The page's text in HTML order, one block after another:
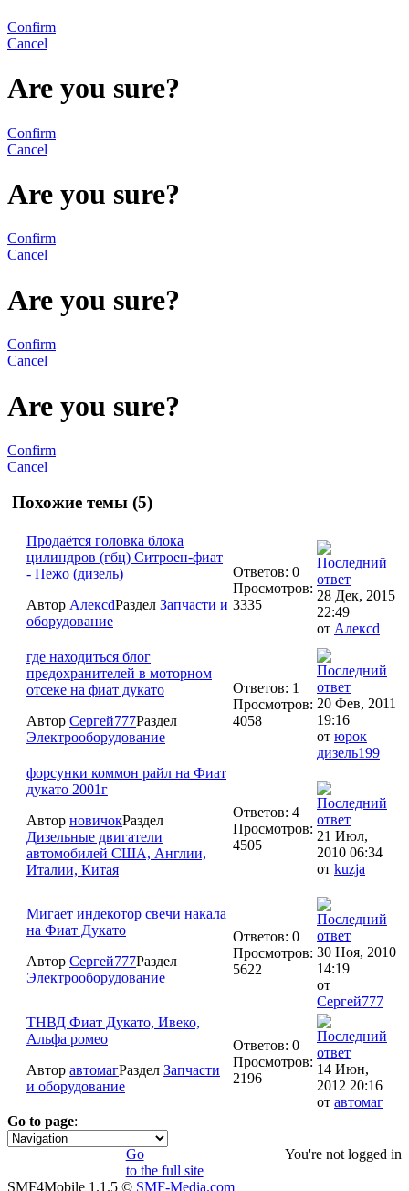
Confirm
Cancel
Are you sure?
Confirm
Cancel
Are you sure?
Confirm
Cancel
Are you sure?
Confirm
Cancel
Are you sure?
Confirm
Cancel
Похожие темы (5)
Продаётся головка блока
цилиндров (гбц) Ситроен-фиат
- Пежо (дизель)
Автор АлексdРаздел Запчасти и
оборудование
Ответов: 0
Просмотров:
3335
28 Дек, 2015
22:49
от Алексd
где находиться блог
предохранителей в моторном
отсеке на фиат дукато
Автор Сергей777Раздел
Электрооборудование
Ответов: 1
Просмотров:
4058
20 Фев, 2011
19:16
от юрок
дизель199
форсунки коммон райл на Фиат
дукато 2001г
Автор новичокРаздел
Дизельные двигатели
автомобилей США, Англии,
Италии, Китая
Ответов: 4
Просмотров:
4505
21 Июл,
2010 06:34
от kuzja
Мигает индекотор свечи накала
на Фиат Дукато
Автор Сергей777Раздел
Электрооборудование
Ответов: 0
Просмотров:
5622
30 Ноя, 2010
14:19
от
Сергей777
ТНВД Фиат Дукато, Ивеко,
Альфа ромео
Автор автомагРаздел Запчасти
и оборудование
Ответов: 0
Просмотров:
2196
14 Июн,
2012 20:16
от автомаг
Go to page:
1
You're not logged in
Go
to the full site
SMF4Mobile 1.1.5 © SMF-Media.com